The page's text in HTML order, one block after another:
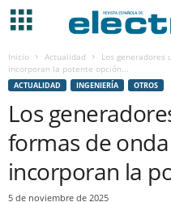
Inicio Actualidad
Los
incorporan la potente opción...
ACTUALIDAD INGENIERÍA OTROS
Los
formas de
incorporan la
5 de noviembre de 2025